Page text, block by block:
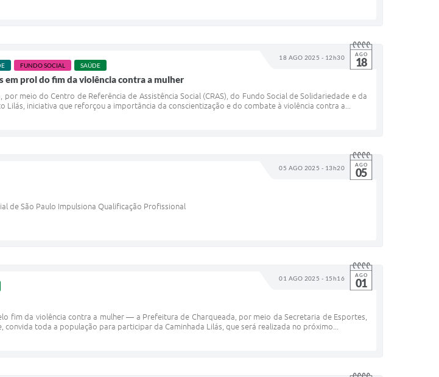
18 AGO 2025 - 12h30 AGO
18
FUNDO SOCIAL SAÚDE
em prol do fim da violência contra a mulher
meio do Centro de Referência de Assistência Social (CRAS), do Fundo Social de Solidariedade e da
iniciativa que reforçou a importância da conscientização e do combate à violência contra a...
05 AGO 2025 - 13h20 AGO
05
de São Paulo Impulsiona Qualificação Profissional
01 AGO 2025 - 15h16 AGO
01
fim da violência contra a mulher — a Prefeitura de Charqueada, por meio da Secretaria de Esportes,
convida toda a população para participar da Caminhada Lilás, que será realizada no próximo...